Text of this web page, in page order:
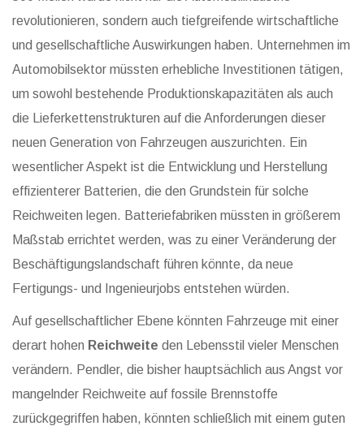
revolutionieren, sondern auch tiefgreifende wirtschaftliche
und gesellschaftliche Auswirkungen haben. Unternehmen im
Automobilsektor müssten erhebliche Investitionen tätigen,
um sowohl bestehende Produktionskapazitäten als auch
die Lieferkettenstrukturen auf die Anforderungen dieser
neuen Generation von Fahrzeugen auszurichten. Ein
wesentlicher Aspekt ist die Entwicklung und Herstellung
effizienterer Batterien, die den Grundstein für solche
Reichweiten legen. Batteriefabriken müssten in größerem
Maßstab errichtet werden, was zu einer Veränderung der
Beschäftigungslandschaft führen könnte, da neue
Fertigungs- und Ingenieurjobs entstehen würden.
Auf gesellschaftlicher Ebene könnten Fahrzeuge mit einer
derart hohen Reichweite den Lebensstil vieler Menschen
verändern. Pendler, die bisher hauptsächlich aus Angst vor
mangelnder Reichweite auf fossile Brennstoffe
zurückgegriffen haben, könnten schließlich mit einem guten